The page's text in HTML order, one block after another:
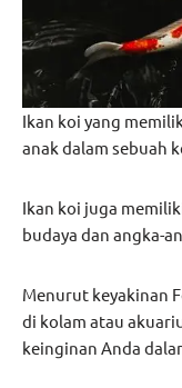
Ikan koi yang
anak dalam sebuah
Ikan koi juga
budaya dan angka-
Menurut keyakinan
di kolam atau
keinginan Anda